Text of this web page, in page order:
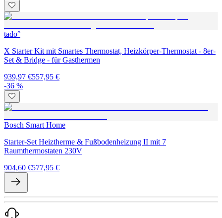
tado°
X Starter Kit mit Smartes Thermostat, Heizkörper-Thermostat - 8er-
Set & Bridge - für Gasthermen
939,97 €557,95 €
-36 %
Bosch Smart Home
Starter-Set Heiztherme & Fußbodenheizung II mit 7
Raumthermostaten 230V
904,60 €577,95 €